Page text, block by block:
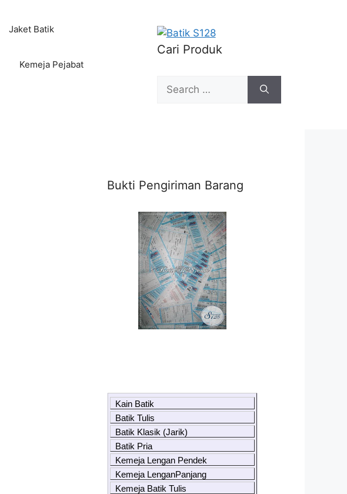
Jaket Batik
Kemeja Pejabat
Cari Produk
Search
for:
Bukti Pengiriman Barang
Kain Batik
Batik Tulis
Batik Klasik (Jarik)
Batik Pria
Kemeja Lengan Pendek
Kemeja LenganPanjang
Kemeja Batik Tulis